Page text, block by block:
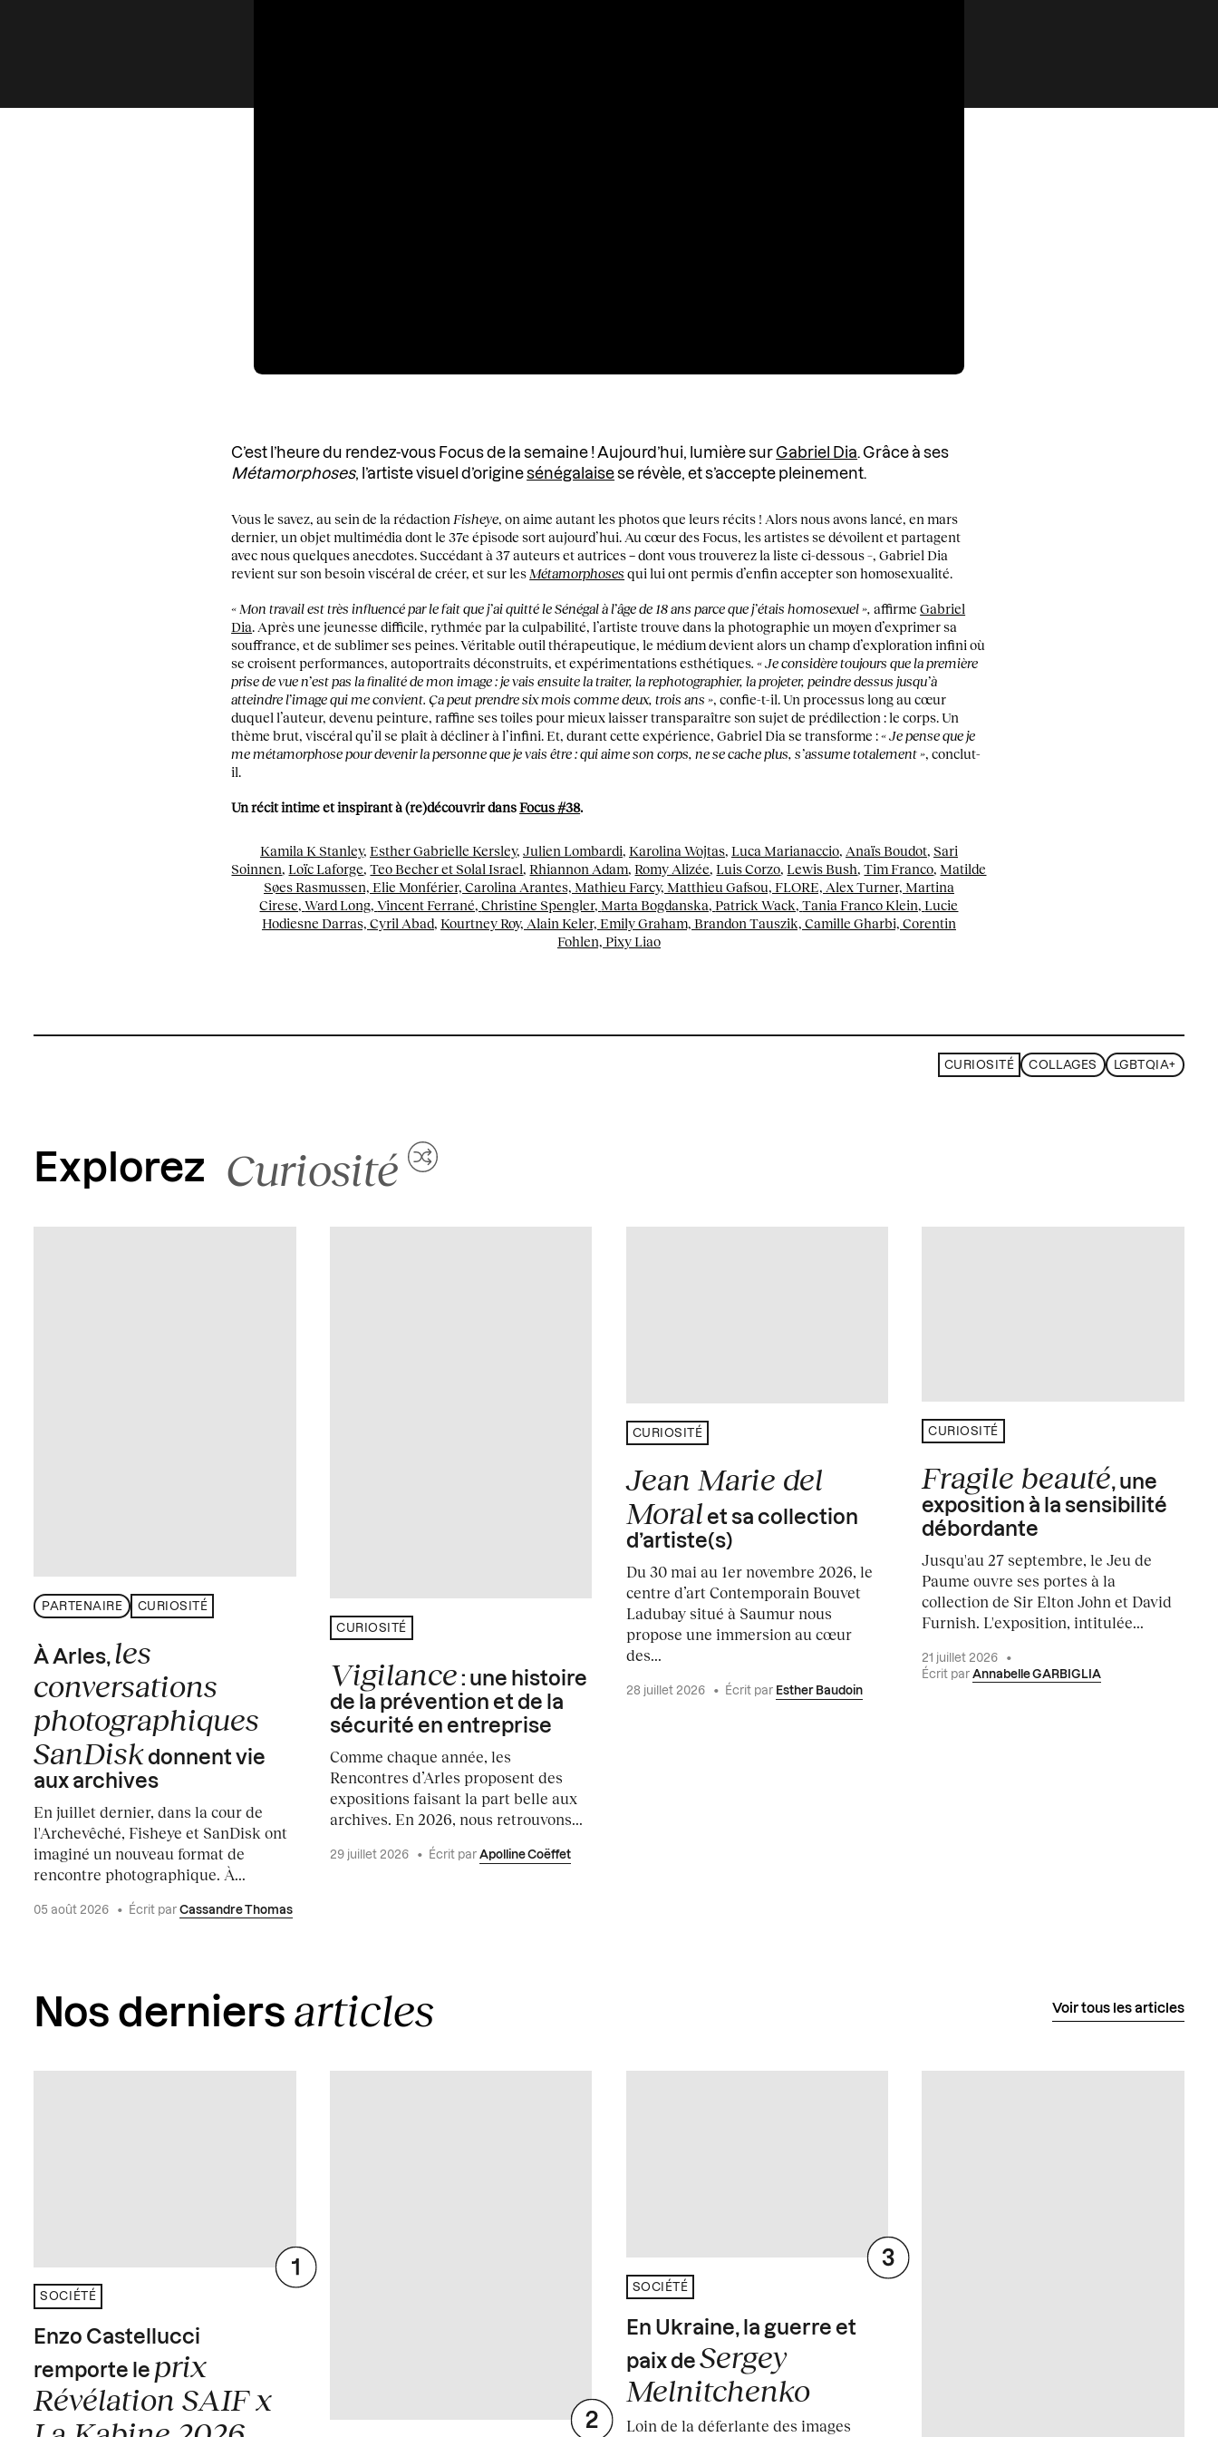
C’est l’heure du rendez-vous Focus de la semaine ! Aujourd’hui, lumière sur Gabriel Dia. Grâce à ses
Métamorphoses, l’artiste visuel d’originesénégalaisese révèle, et s’accepte pleinement.
Vous le savez, au sein de la rédaction Fisheye, on aime autant les photos que leurs récits ! Alors nous avons lancé, en mars
dernier, un objet multimédia dont le 37e épisode sort aujourd’hui. Au cœur des Focus, les artistes se dévoilent et partagent
avec nous quelques anecdotes. Succédant à 37 auteurs et autrices − dont vous trouverez la liste ci-dessous –, Gabriel Dia
revient sur son besoin viscéral de créer, et sur les Métamorphoses qui lui ont permis d’enfin accepter son homosexualité.
« Mon travail est très influencé par le fait que j’ai quitté le Sénégal à l’âge de 18 ans parce que j’étais homosexuel », affirmeGabriel
Dia. Après une jeunesse difficile, rythmée par la culpabilité, l’artiste trouve dans la photographie un moyen d’exprimer sa
souffrance, et de sublimer ses peines. Véritable outil thérapeutique, le médium devient alors un champ d’exploration infini où
se croisent performances, autoportraits déconstruits, et expérimentations esthétiques. « Je considère toujours que la première
prise de vue n’est pas la finalité de mon image : je vais ensuite la traiter, la rephotographier, la projeter, peindre dessus jusqu’à
atteindre l’image qui me convient. Ça peut prendre six mois comme deux, trois ans », confie-t-il. Un processus long au cœur
duquel l’auteur, devenu peinture, raffine ses toiles pour mieux laisser transparaître son sujet de prédilection : le corps. Un
thème brut, viscéral qu’il se plaît à décliner à l’infini. Et, durant cette expérience, Gabriel Dia se transforme :« Je pense que je
me métamorphose pour devenir la personne que je vais être : qui aime son corps, ne se cache plus, s’assume totalement », conclut-
il.
Un récit intime et inspirant à (re)découvrir dansFocus #38.
Kamila K Stanley, Esther Gabrielle Kersley, Julien Lombardi Karolina Wojtas, Luca Marianaccio, Anaïs Boudot, Sari
Soinnen ,Loïc Laforge ,Teo Becher et Solal Israel ,Rhiannon Adam ,Romy Alizée ,Luis Corzo ,Lewis Bush ,Tim Franco ,Matilde
Søes Rasmussen, Elie Monférier, Carolina Arantes, Mathieu Farcy, Matthieu Gafsou, FLORE, Alex Turner, Martina
Cirese,Ward Long,Vincent Ferrané,Christine Spengler,Marta Bogdanska,Patrick Wack,Tania Franco Klein,Lucie
Hodiesne Darras, Cyril Abad, Kourtney Roy, Alain Keler, Emily Graham, Brandon Tauszik, Camille Gharbi, Corentin
Fohlen, Pixy Liao
CURIOSITÉ COLLAGES LGBTQIA+
Explorez Curiosité
PARTENAIRE CURIOSITÉ
À Arles, les
conversations
photographiques
SanDiskdonnent vie
aux archives
En juillet dernier, dans la cour de
l'Archevêché, Fisheye et SanDisk ont
imaginé un nouveau format de
rencontre photographique. À...
05 août 2026 • Écrit parCassandre Thomas
CURIOSITÉ
Vigilance : une histoire
de la prévention et de la
sécurité en entreprise
Comme chaque année, les
Rencontres d’Arles proposent des
expositions faisant la part belle aux
archives. En 2026, nous retrouvons...
29 juillet 2026 • Écrit par Apolline Coëffet
CURIOSITÉ
Jean Marie del
Moral et sa collection
d’artiste(s)
Du 30 mai au 1er novembre 2026, le
centre d’art Contemporain Bouvet
Ladubay situé à Saumur nous
propose une immersion au cœur
des...
28 juillet 2026 • Écrit par Esther Baudoin
CURIOSITÉ
Fragile beauté, une
exposition à la sensibilité
débordante
Jusqu'au 27 septembre, le Jeu de
Paume ouvre ses portes à la
collection de Sir Elton John et David
Furnish. L'exposition, intitulée...
21 juillet 2026
•
Écrit par Annabelle GARBIGLIA
Nos derniers articles Voir tous les articles
SOCIÉTÉ
Enzo Castellucci
remporte le prix
Révélation SAIF x
SOCIÉTÉ
En Ukraine, la guerre et
paix de Sergey
Melnitchenko
Loin de la déferlante des images